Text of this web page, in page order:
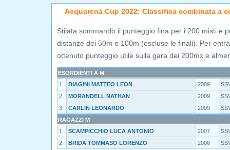
Acquarena Cup 2022: Classifica combinata a
Stilata sommando il punteggio fina per i 200 misti e
distanze dei 50m e 100m (escluse le finali). Per
ottenuto punteggio utile sulla gara dei 200mx e
ESORDIENTI A M
1
BIAGINI MATTEO LEON 2009
2
MORANDELL NATHAN 2009
3
CARLIN LEONARDO 2009
RAGAZZI M
1
SCAMPICCHIO LUCA ANTONIO 2007
2
BRIDA TOMMASO LORENZO 2006